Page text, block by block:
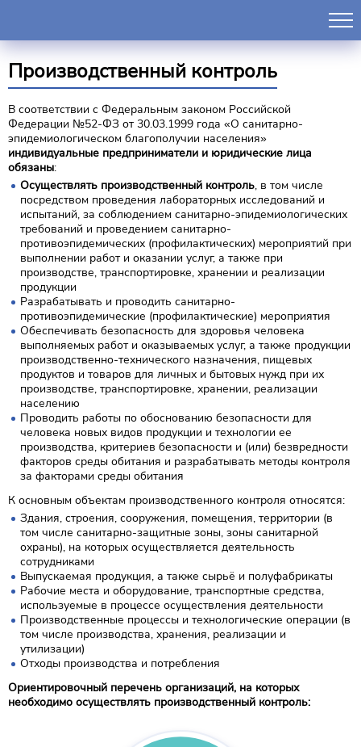
Производственный контроль
В соответствии с Федеральным законом Российской
Федерации №52-ФЗ от 30.03.1999 года «О санитарно-
эпидемиологическом благополучии населения»
индивидуальные предприниматели и юридические лица
обязаны:
Осуществлять производственный контроль, в том числе
посредством проведения лабораторных исследований и
испытаний, за соблюдением санитарно-эпидемиологических
требований и проведением санитарно-
противоэпидемических (профилактических) мероприятий при
выполнении работ и оказании услуг, а также при
производстве, транспортировке, хранении и реализации
продукции
Разрабатывать и проводить санитарно-
противоэпидемические (профилактические) мероприятия
Обеспечивать безопасность для здоровья человека
выполняемых работ и оказываемых услуг, а также продукции
производственно-технического назначения, пищевых
продуктов и товаров для личных и бытовых нужд при их
производстве, транспортировке, хранении, реализации
населению
Проводить работы по обоснованию безопасности для
человека новых видов продукции и технологии ее
производства, критериев безопасности и (или) безвредности
факторов среды обитания и разрабатывать методы контроля
за факторами среды обитания
К основным объектам производственного контроля относятся:
Здания, строения, сооружения, помещения, территории (в
том числе санитарно-защитные зоны, зоны санитарной
охраны), на которых осуществляется деятельность
сотрудниками
Выпускаемая продукция, а также сырьё и полуфабрикаты
Рабочие места и оборудование, транспортные средства,
используемые в процессе осуществления деятельности
Производственные процессы и технологические операции (в
том числе производства, хранения, реализации и
утилизации)
Отходы производства и потребления
Ориентировочный перечень организаций, на которых
необходимо осуществлять производственный контроль: